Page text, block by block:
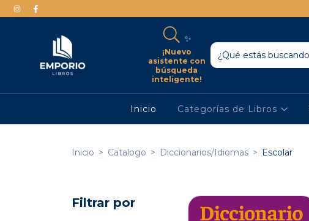
✨
¡Nuevo
asistente con
búsqueda
inteligente!
Inicio Categorías de Libros
Inicio > Catalogo > Diccionarios/Idiomas > Escolar
Filtrar por